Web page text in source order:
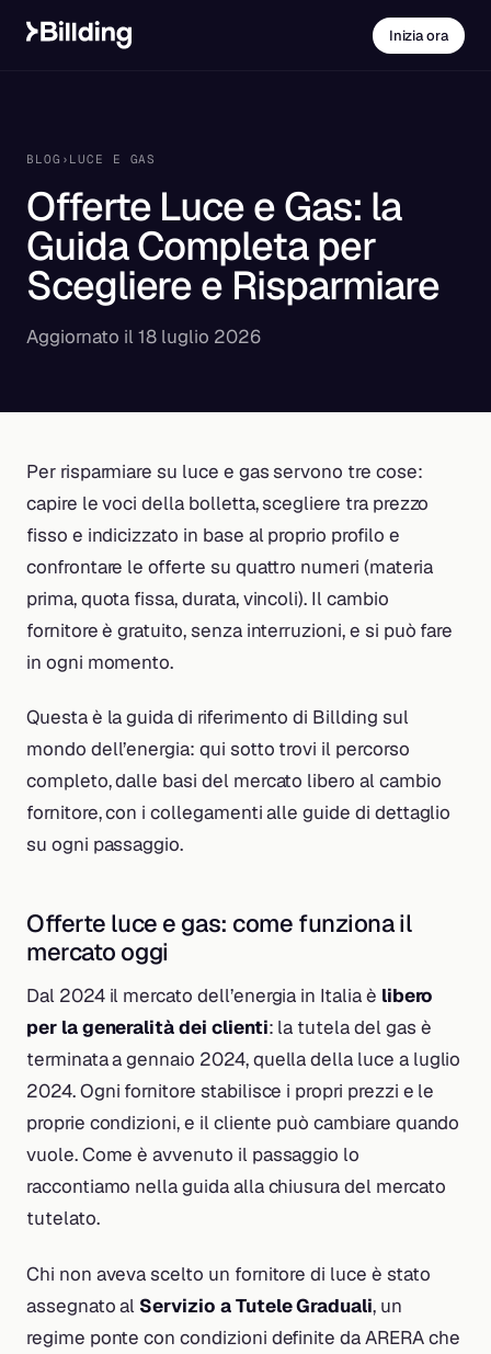
Inizia ora
BLOG › LUCE E GAS
Offerte Luce e Gas: la
Guida Completa per
Scegliere e Risparmiare
Aggiornato il 18 luglio 2026
Per risparmiare su luce e gas servono tre cose:
capire le voci della bolletta, scegliere tra prezzo
fisso e indicizzato in base al proprio profilo e
confrontare le offerte su quattro numeri (materia
prima, quota fissa, durata, vincoli). Il cambio
fornitore è gratuito, senza interruzioni, e si può fare
in ogni momento.
Questa è la guida di riferimento di Billding sul
mondo dell’energia: qui sotto trovi il percorso
completo, dalle basi del mercato libero al cambio
fornitore, con i collegamenti alle guide di dettaglio
su ogni passaggio.
Offerte luce e gas: come funziona il
mercato oggi
Dal 2024 il mercato dell’energia in Italia è libero
per la generalità dei clienti: la tutela del gas è
terminata a gennaio 2024, quella della luce a luglio
2024. Ogni fornitore stabilisce i propri prezzi e le
proprie condizioni, e il cliente può cambiare quando
vuole. Come è avvenuto il passaggio lo
raccontiamo nella guida alla chiusura del mercato
tutelato.
Chi non aveva scelto un fornitore di luce è stato
assegnato al Servizio a Tutele Graduali, un
regime ponte con condizioni definite da ARERA che